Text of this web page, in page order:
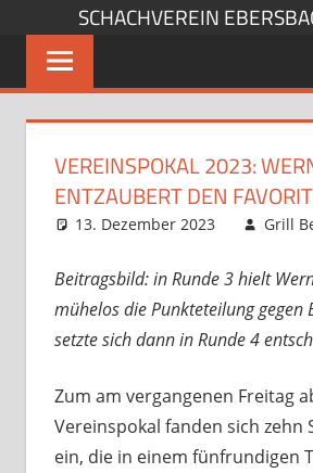
springen
SCHACHVEREIN
VEREINSPOKAL 2023:
ENTZAUBERT DEN
13. Dezember 2023 Grill
Beitragsbild: in Runde 3 hielt
mühelos die Punkteteilung gegen
setzte sich dann in Runde 4
Zum am vergangenen Freitag
Vereinspokal fanden sich zehn
ein, die in einem fünfrundigen